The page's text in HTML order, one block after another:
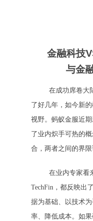
金融科技
与金
在成功席卷大
了好几年，如今新
视野。蚂蚁金服近期
了业内炽手可热的
合，两者之间的界
在业内专家看
TechFin，都反映出
据为基础、以技术
率、降低成本。如